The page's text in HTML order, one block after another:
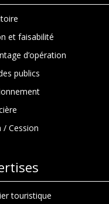
et faisabilité
d’opération
publics
/ Cession
touristique